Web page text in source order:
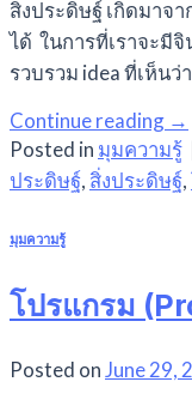
สิ่งประดิษฐ์ เกิดมาจ
ได้ ในการที่เราจะมี
รวบรวม idea ที่เห็น
Continue reading →
Posted in มุมความรู้
ประดิษฐ์, สิ่งประดิษฐ์,
มุมความรู้
โปรแกรม
Posted onJune 29,